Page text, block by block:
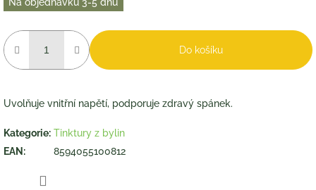
cena:
Do košíku
Uvolňuje vnitřní napětí, podporuje zdravý spánek.
Kategorie: Tinktury z bylin
EAN : 8594055100812